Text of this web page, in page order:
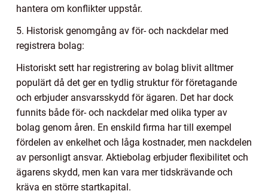
hantera om konflikter uppstår.
5. Historisk genomgång av för- och nackdelar med
registrera bolag:
Historiskt sett har registrering av bolag blivit alltmer
populärt då det ger en tydlig struktur för företagande
och erbjuder ansvarsskydd för ägaren. Det har dock
funnits både för- och nackdelar med olika typer av
bolag genom åren. En enskild firma har till exempel
fördelen av enkelhet och låga kostnader, men nackdelen
av personligt ansvar. Aktiebolag erbjuder flexibilitet och
ägarens skydd, men kan vara mer tidskrävande och
kräva en större startkapital.